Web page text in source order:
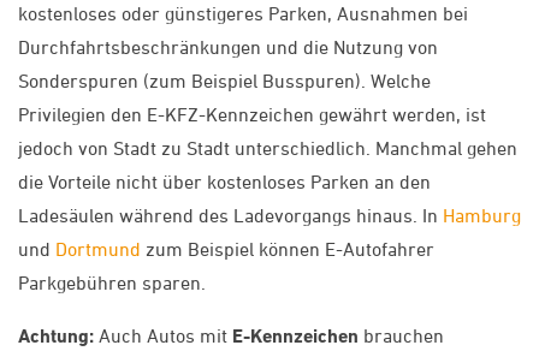
kostenloses oder günstigeres Parken, Ausnahmen bei
Durchfahrtsbeschränkungen und die Nutzung von
Sonderspuren (zum Beispiel Busspuren). Welche
Privilegien den E-KFZ-Kennzeichen gewährt werden, ist
jedoch von Stadt zu Stadt unterschiedlich. Manchmal gehen
die Vorteile nicht über kostenloses Parken an den
Ladesäulen während des Ladevorgangs hinaus. In Hamburg
und Dortmund zum Beispiel können E-Autofahrer
Parkgebühren sparen.
Achtung: Auch Autos mit E-Kennzeichen brauchen